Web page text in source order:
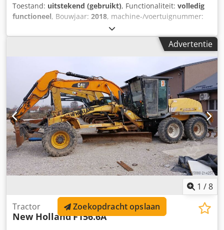
Toestand: uitstekend (gebruikt), Functionaliteit: volledig
functioneel, Bouwjaar: 2018, machine-/voertuignummer:
, Gloednieuw Holland T7.165S-modellen Type
Landbouwtrekker Jaar 2018 Perfecte staat Vermogen 165
Naam van de uitzending AANBEVOLEN BEREIK
Airconditioning Ja AV-apparatuur Relatie Djdpfx Ajwq A
Apjiveck PdF AV-apparatuur Voorste ophangbrug Ja
Hangende cabine Ja Aantal distributeurs 4 dist.
Frontafmetingen 540/65R28 Achtermaat 650/65R38 Voorste
slijtage (%) 70% slijtage Slijtage achter (%) 70% slijtage (AR)
Advertentie
1 /8
Tractor
New HollandF156.6A
Zoekopdracht opslaan